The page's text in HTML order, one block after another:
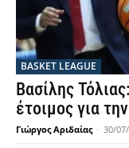
BASKET LEAGUE
Βασίλης
έτοιμος για
Γιώργος Αριδαίας - 30/